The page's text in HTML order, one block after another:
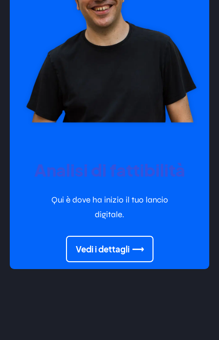
Analisi di fattibilità
Qui è dove ha inizio il tuo lancio
digitale.
Vedi i dettagli